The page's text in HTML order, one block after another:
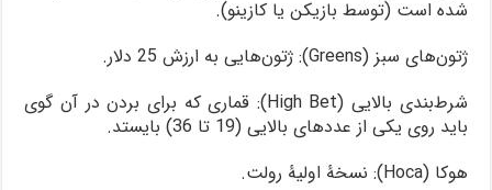
شده است (توسط بازیکن یا کازینو).
ژتون‌های سبز (Greens): ژتون‌هایی به ارزش 25 دلار.
شرط‌بندی بالایی (High Bet): قماری که برای بردن در آن گوی
باید روی یکی از عددهای بالایی (19 تا 36) بایستد.
هوکا (Hoca): نسخۀ اولیۀ رولت.